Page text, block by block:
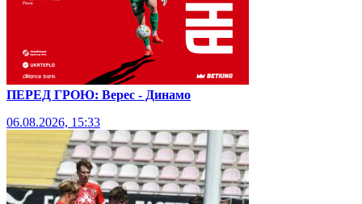
ПЕРЕД ГРОЮ: Верес - Динамо
06.08.2026, 15:33